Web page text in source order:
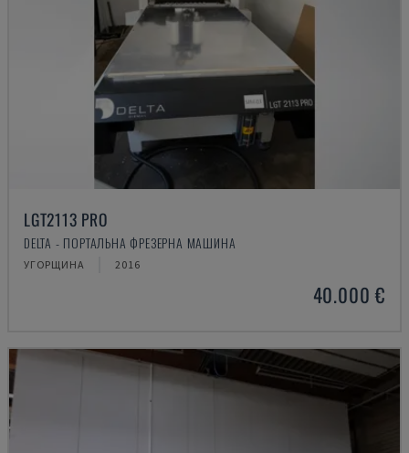
LGT2113 PRO
DELTA - ПОРТАЛЬНА ФРЕЗЕРНА МАШИНА
УГОРЩИНА 2016
40.000 €